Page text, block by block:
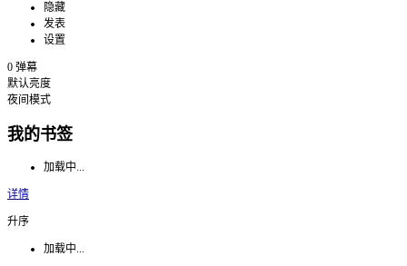
隐藏
发表
设置
0 弹幕
默认亮度
夜间模式
我的书签
加载中...
详情
升序
加载中...